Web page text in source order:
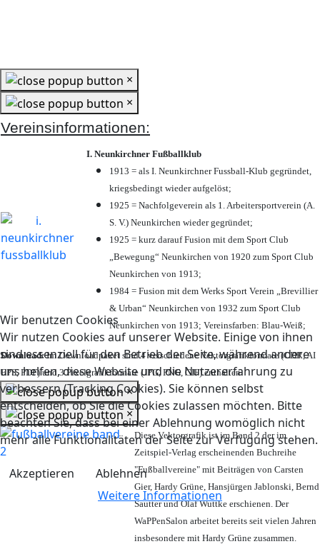
Wir benutzen Cookies
Wir nutzen Cookies auf unserer Website. Einige von ihnen
sind essenziell für den Betrieb der Seite, während andere
uns helfen, diese Website und die Nutzererfahrung zu
verbessern (Tracking Cookies). Sie können selbst
entscheiden, ob Sie die Cookies zulassen möchten. Bitte
beachten Sie, dass bei einer Ablehnung womöglich nicht
mehr alle Funktionalitäten der Seite zur Verfügung stehen.
Akzeptieren
Ablehnen
Weitere Informationen
×
×
Vereinsinformationen:
I. Neunkirchner Fußballklub
1913 = als I. Neunkirchner Fussball-Klub gegründet,
kriegsbedingt wieder aufgelöst;
1925 = Nachfolgeverein als 1. Arbeitersportverein (A.
S. V.) Neunkirchen wieder gegründet;
1925 = kurz darauf Fusion mit dem Sport Club
„Bewegung“ Neunkirchen von 1920 zum Sport Club
Neunkirchen von 1913;
1984 = Fusion mit dem Werks Sport Verein „Brevillier
& Urban“ Neunkirchen von 1932 zum Sport Club
Neunkirchen von 1913; Vereinsfarben: Blau-Weiß;
Download:Im Downloadpaket sind 4 verschiedene Vektorgrafikformate (CDR, AI
EPS, PDF) und 3 Pixelgrafikformate (JPG, PNG, GIF) enthalten.
×
×
Diese Vektorgrafik ist im Band 2 der im
Zeitspiel-Verlag erscheinenden Buchreihe
"Fußballvereine" mit Beiträgen von Carsten
Gier, Hardy Grüne, Hansjürgen Jablonski, Bernd
Sautter und Olaf Wuttke erschienen. Der
WaPPenSalon arbeitet bereits seit vielen Jahren
insbesondere mit Hardy Grüne zusammen.